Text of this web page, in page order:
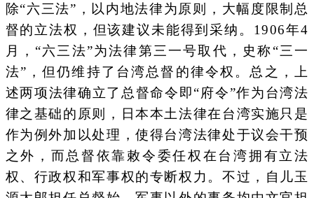
除“六三法”，以内地法律为原则，大幅度限制总
督的立法权，但该建议未能得到采纳。1906年4
月，“六三法”为法律第三一号取代，史称“三一
法”，但仍维持了台湾总督的律令权。总之，上
述两项法律确立了总督命令即“府令”作为台湾法
律之基础的原则，日本本土法律在台湾实施只是
作为例外加以处理，使得台湾法律处于议会干预
之外，而总督依靠敕令委任权在台湾拥有立法
权、行政权和军事权的专断权力。不过，自儿玉